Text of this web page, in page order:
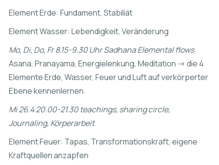
Element Erde: Fundament, Stabiliät
Element Wasser: Lebendigkeit, Veränderung
Mo, Di, Do, Fr 8.15-9.30 Uhr Sadhana Elemental flows
Asana, Pranayama, Energielenkung, Meditation -> die 4
Elemente Erde, Wasser, Feuer und Luft auf verkörperter
Ebene kennenlernen.
Mi 26.4 20.00-21.30 teachings, sharing circle,
Journaling, Körperarbeit
Element Feuer: Tapas, Transformationskraft, eigene
Kraftquellen anzapfen